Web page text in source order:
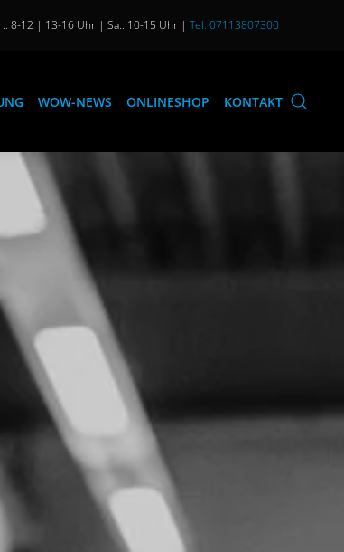
8-12 | 13-16 Uhr | Sa.: 10-15 Uhr | Tel. 07113807300
WOW-NEWS ONLINESHOP KONTAKT